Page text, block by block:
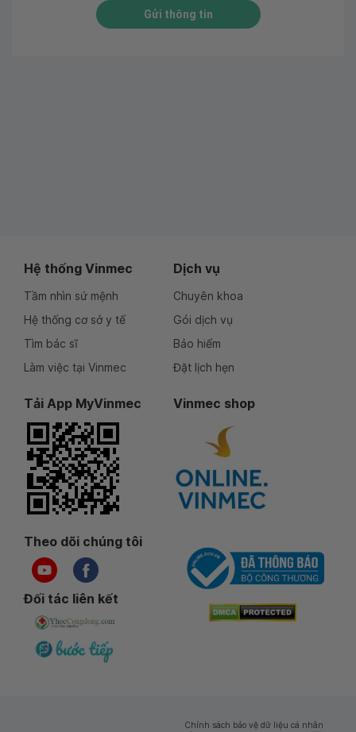
Gửi thông tin
Hệ thống Vinmec
Tầm nhìn sứ mệnh
Hệ thống cơ sở y tế
Tìm bác sĩ
Làm việc tại Vinmec
Dịch vụ
Chuyên khoa
Gói dịch vụ
Bảo hiểm
Đặt lịch hẹn
Tải App MyVinmec Vinmec shop
Theo dõi chúng tôi
Đối tác liên kết
Chính sách bảo vệ dữ liệu cá nhân